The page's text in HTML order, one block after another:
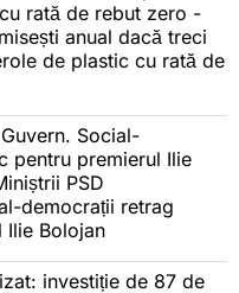
rată de rebut zero -
anual dacă treci
de plastic cu rată de
Social-
pentru premierul Ilie
PSD
democrații retrag
Ilie Bolojan
investiție de 87 de